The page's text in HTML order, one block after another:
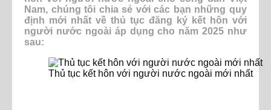
Nam, chúng tôi chia sẻ với các bạn những quy
định mới nhất về thủ tục đăng ký kết hôn với
người nước ngoài áp dụng cho năm 2025 như
sau:
Thủ tục kết hôn với người nước ngoài mới nhất